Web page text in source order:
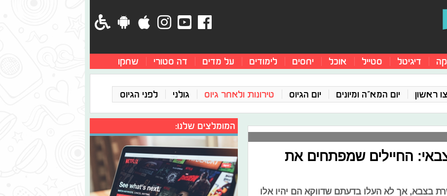
דיגיטל סטייל אוכל יחסים לימודים על מדים דה סטורי שחקו
צו ראשון יום המא"ה ומיונים יום הגיוס טירונות ולאחר גיוס גולני לפני הגיוס
צבאי: החיילים שמפתחים את
בצבא, אך לא העלו בדעתם שדווקא הם יהיו אלו
המומלצים שלנו: